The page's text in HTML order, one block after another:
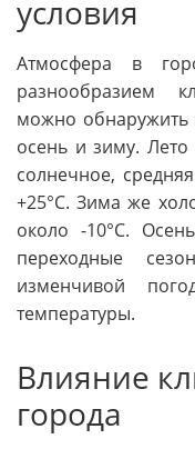
условия
Атмосфера в
разнообразием
можно обнаружить
осень и зиму.
солнечное,
+25°С. Зима же
около -10°С.
переходные
изменчивой
температуры.
Влияние
города